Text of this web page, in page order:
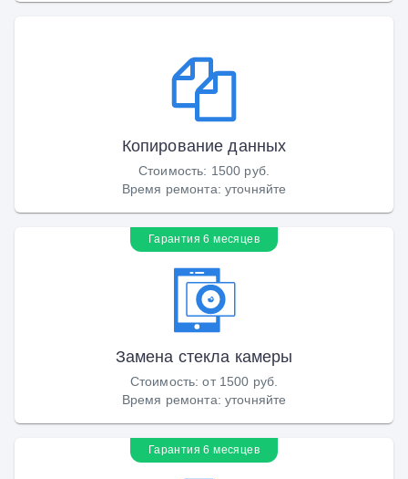
Копирование данных
Стоимость: 1500 руб.
Время ремонта: уточняйте
Гарантия 6 месяцев
Замена стекла камеры
Стоимость:от 1500 руб.
Время ремонта: уточняйте
Гарантия 6 месяцев